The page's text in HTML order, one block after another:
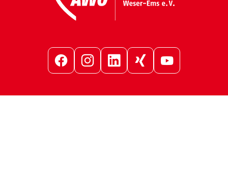
FacebookInstagramLinkedInXing YouTube